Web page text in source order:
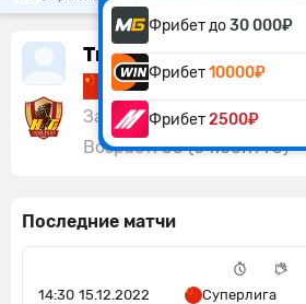
Фрибет до30 000₽
Фрибет10000₽
Фрибет2500₽
Тин Ян
Китай
Защитник: Гуйчжоу
Возраст: 33 (04.06.1993)
Последние матчи
14:30 15.12.2022
Суперлига